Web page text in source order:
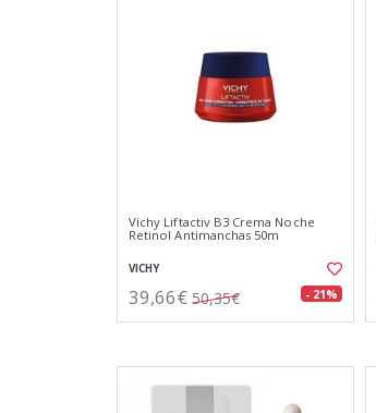
Vichy Liftactiv B3 Crema Noche
Retinol Antimanchas 50m
VICHY
39,66€ 50,35€ - 21%